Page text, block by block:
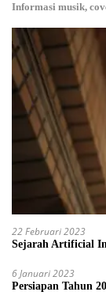
Informasi musik,
22 Februari 2023
Sejarah Artificial
6 Januari 2023
Persiapan Tahun